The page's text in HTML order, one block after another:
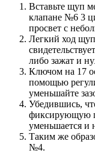
Вставьте щуп
клапане №6 3
просвет с
Легкий ход
либо зажат и
Ключом на 17
помощью
уменьшайте
Убедившись,
фиксирующую
уменьшается и
Таким же
№4.